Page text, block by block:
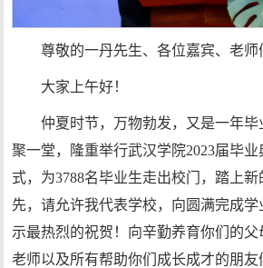
尊敬的一丹先生、各位嘉宾、老师
大家上午好！
仲夏时节，万物勃发，又是一年
聚一堂，隆重举行武汉学院2023届毕
式，为3788名毕业生走出校门，踏上
先，请允许我代表学校，向圆满完成学
示最热烈的祝贺！向辛勤养育你们的
老师以及所有帮助你们成长成才的朋